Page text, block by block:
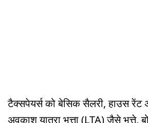
टैक्सपेयर्स को बेसिक सैलरी, हाउस
अवकाश यात्रा भत्ता (LTA) जैसे भत्ते,